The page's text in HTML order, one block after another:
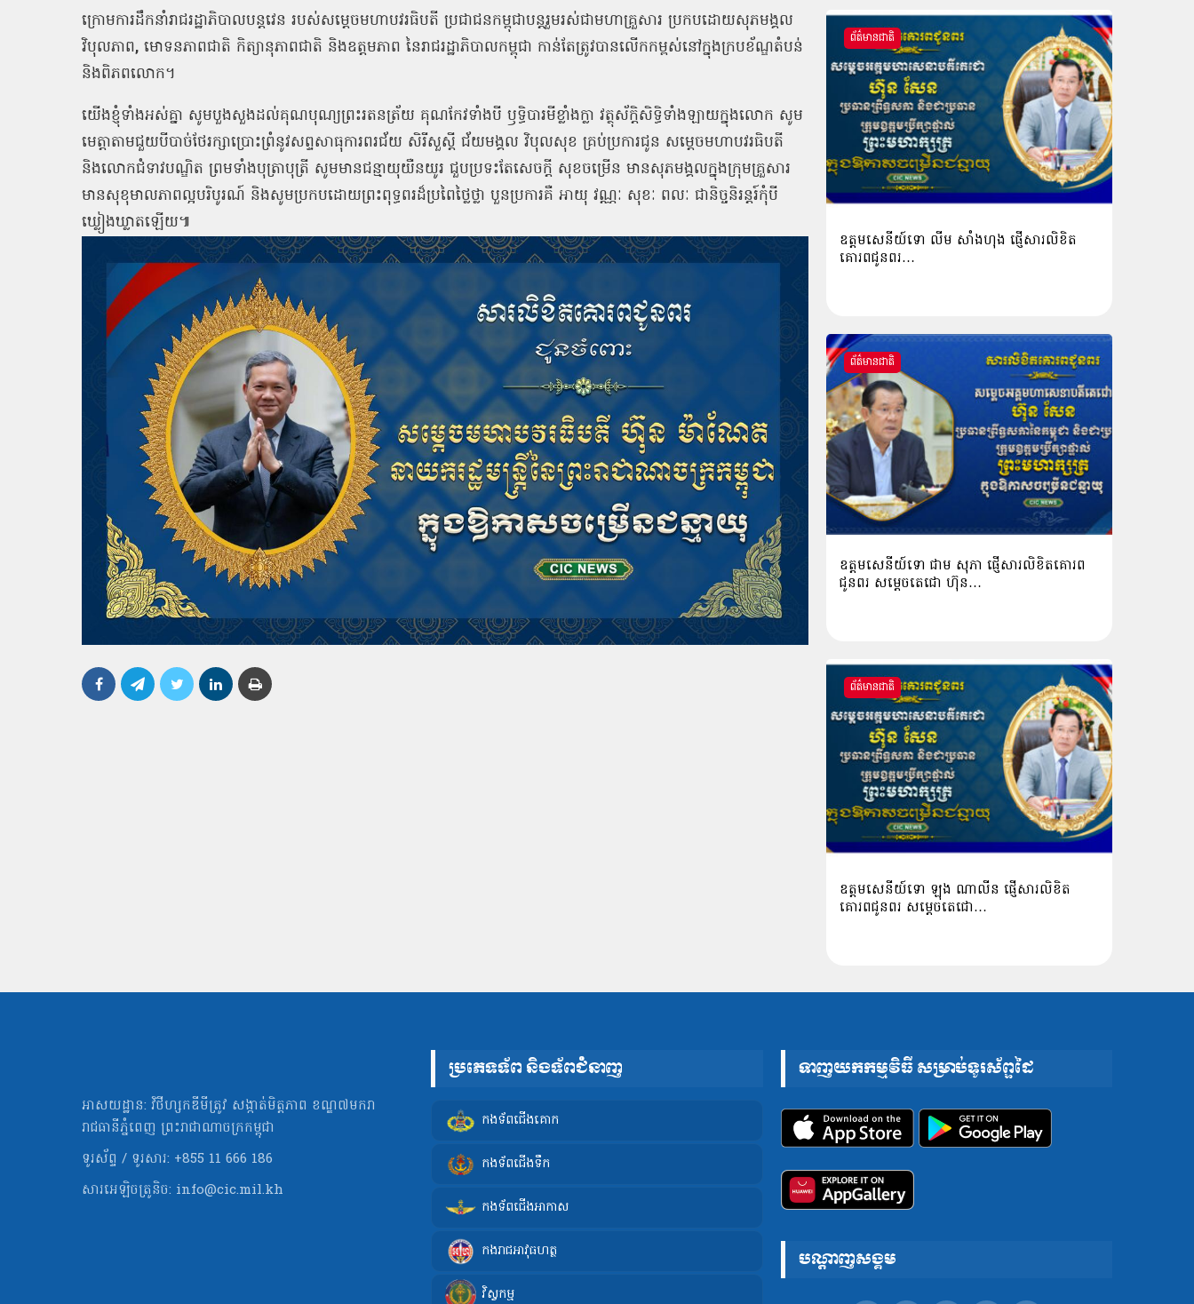
ក្រោមការដឹកនាំរាជរដ្ឋាភិបាលបន្តវេន របស់សម្តេចមហាបវរធិបតី ប្រជាជនកម្ពុជាបន្តរួមរស់ជាមហាគ្រួសារ ប្រកបដោយសុភមង្គល
វិបុលភាព, មោទនភាពជាតិ កិត្យានុភាពជាតិ និងឧត្តមភាព នៃរាជរដ្ឋាភិបាលកម្ពុជា កាន់តែត្រូវបានលើកកម្ពស់នៅក្នុងក្របខ័ណ្ឌតំបន់
និងពិភពលោក។
យើងខ្ញុំទាំងអស់គ្នា សូមបួងសួងដល់គុណបុណ្យព្រះរតនត្រ័យ គុណកែវទាំងបី ឫទ្ធិបារមីខ្លាំងក្លា វត្ថុស័ក្តិសិទ្ធិទាំងឡាយក្នុងលោក សូម
មេត្តាតាមជួយបីបាច់ថែរក្សាប្រោះព្រំនូវសព្ទសាធុការពរជ័យ សិរីសួស្តី ជ័យមង្គល វិបុលសុខ គ្រប់ប្រការជូន សម្តេចមហាបវរធិបតី
និងលោកជំទាវបណ្ឌិត ព្រមទាំងបុត្រាបុត្រី សូមមានជន្មាយុយឺនយូរ ជួបប្រទះតែសេចក្តី សុខចម្រើន មានសុភមង្គលក្នុងក្រុមគ្រួសារ
មានសុខុមាលភាពល្អបរិបូរណ៍ និងសូមប្រកបដោយព្រះពុទ្ធពរដ៏ប្រពៃថ្លៃថ្លា បួនប្រការគឺ អាយុ វណ្ណៈ សុខៈ ពលៈ ជានិច្ចនិរន្តរ៍កុំបី
ឃ្លៀងឃ្លាតឡើយ៕
ព័ត៌មានជាតិ
ឧត្តមសេនីយ៍ទោ លីម​ សាំង​ហុង​ ផ្ញើសារលិខិត
គោរពជូនពរ…
ព័ត៌មានជាតិ
ឧត្តមសេនីយ៍ទោ ជាម សុភា ផ្ញើសារលិខិតគោរព
ជូនពរ សម្ដេចតេជោ ហ៊ុន…
ព័ត៌មានជាតិ
ឧត្ដមសេនីយ៍ទោ ឡុង ណាលីន ផ្ញើសារលិខិត
គោរពជូនពរ សម្ដេចតេជោ…
អាសយដ្ឋាន: វិថីហ្សកឌីមីត្រូវ សង្កាត់មិត្ដភាព ខណ្ឌ៧មករា
រាជធានីភ្នំពេញ ព្រះរាជាណាចក្រកម្ពុជា
ទូរស័ព្ទ / ទូរសារ: +855 11 666 186
សារអេឡិចត្រូនិច: info@cic.mil.kh
ប្រភេទទ័ព និងទ័ពជំនាញ
កងទ័ពជើងគោក
កងទ័ពជើងទឹក
កងទ័ពជើងអាកាស
កងរាជអាវុធហត្ថ
វិស្វកម្ម
ទាញយកកម្មវិធី សម្រាប់ទូរស័ព្ទដៃ
បណ្តាញសង្គម